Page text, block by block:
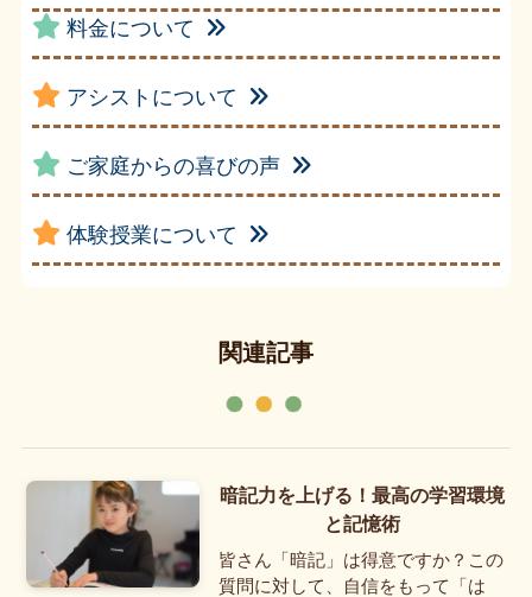
料金について
アシストについて
ご家庭からの喜びの声
体験授業について
関連記事
暗記力を上げる！最高の学習環境
と記憶術
皆さん「暗記」は得意ですか？この
質問に対して、自信をもって「は